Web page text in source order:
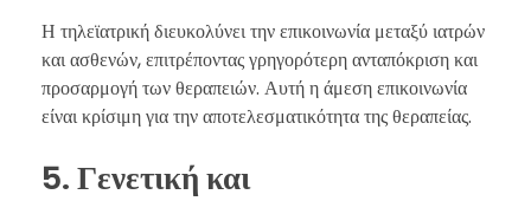
Η τηλεϊατρική διευκολύνει την επικοινωνία μεταξύ ιατρών
και ασθενών, επιτρέποντας γρηγορότερη ανταπόκριση και
προσαρμογή των θεραπειών. Αυτή η άμεση επικοινωνία
είναι κρίσιμη για την αποτελεσματικότητα της θεραπείας.
5. Γενετική και